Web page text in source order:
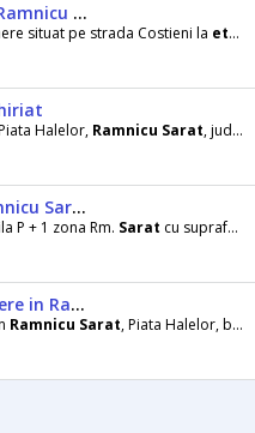
Vand apartament Ramnicu Sarat
situat pe strada Costieni la etajul
Halelor, Ramnicu Sarat, jud. Buzau 2 camere,
Vila P + 1 Zona Ramnicu Sarat
P + 1 zona Rm. Sarat cu suprafata totala in jur de 350.mp., suprafata
Apartament 2 camere in Ramnicu Sarat zona Kaufland
Ramnicu Sarat, Piata Halelor, bloc 16 C, cu vecini linistiti ( bloc